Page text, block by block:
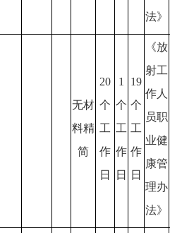
法》
无材
料精
简
20
个
工
作
日
1
个
工
作
日
19
个
工
作
日
《放
射工
作人
员职
业健
康管
理办
法》